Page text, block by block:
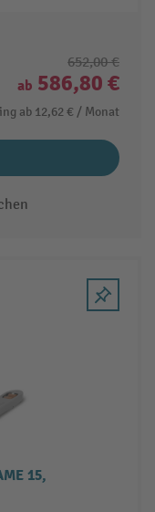
652,00 €
ab 586,80 €
ab 12,62 € / Monat
15,